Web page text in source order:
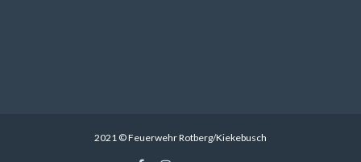
2021 © Feuerwehr Rotberg/Kiekebusch